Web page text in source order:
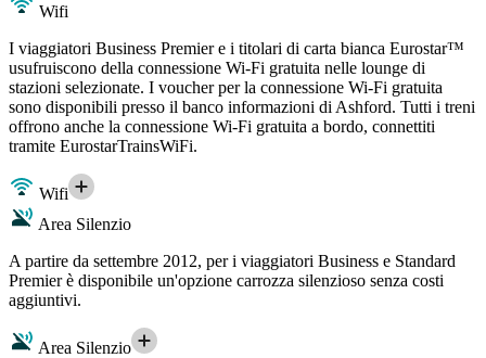
Wifi
I viaggiatori Business Premier e i titolari di carta bianca Eurostar™
usufruiscono della connessione Wi-Fi gratuita nelle lounge di
stazioni selezionate. I voucher per la connessione Wi-Fi gratuita
sono disponibili presso il banco informazioni di Ashford. Tutti i treni
offrono anche la connessione Wi-Fi gratuita a bordo, connettiti
tramite EurostarTrainsWiFi.
Wifi
Area Silenzio
A partire da settembre 2012, per i viaggiatori Business e Standard
Premier è disponibile un'opzione carrozza silenzioso senza costi
aggiuntivi.
Area Silenzio